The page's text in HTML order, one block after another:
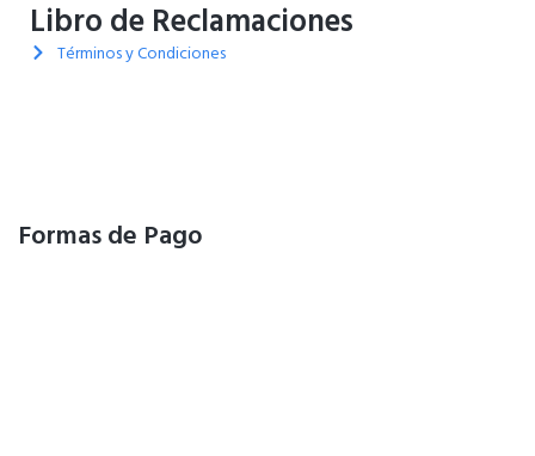
Libro de Reclamaciones
Términos y Condiciones
Formas de Pago